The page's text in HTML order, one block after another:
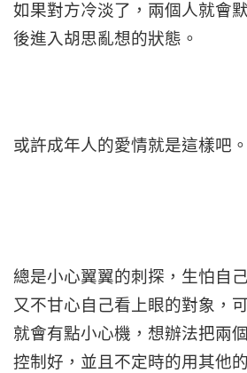
如果對方冷淡了，兩個人就會
後進入胡思亂想的狀態。
或許成年人的愛情就是這樣吧。
總是小心翼翼的刺探，生怕自
又不甘心自己看上眼的對象，
就會有點小心機，想辦法把兩
控制好，並且不定時的用其他